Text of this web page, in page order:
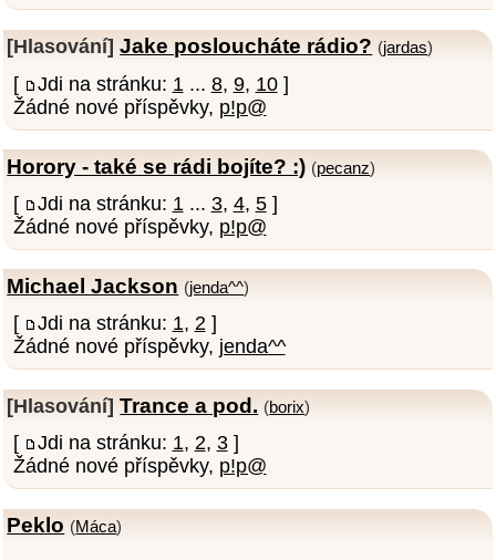
[Hlasování] Jake posloucháte rádio? (jardas)
[ Jdi na stránku: 1 ... 8, 9, 10]
Žádné nové příspěvky, p!p@
Horory - také se rádi bojíte? :) (pecanz)
[ Jdi na stránku: 1 ... 3, 4, 5]
Žádné nové příspěvky, p!p@
Michael Jackson (jenda^^)
[ Jdi na stránku: 1, 2]
Žádné nové příspěvky, jenda^^
[Hlasování] Trance a pod. (borix)
[ Jdi na stránku: 1, 2, 3]
Žádné nové příspěvky, p!p@
Peklo (Máca)